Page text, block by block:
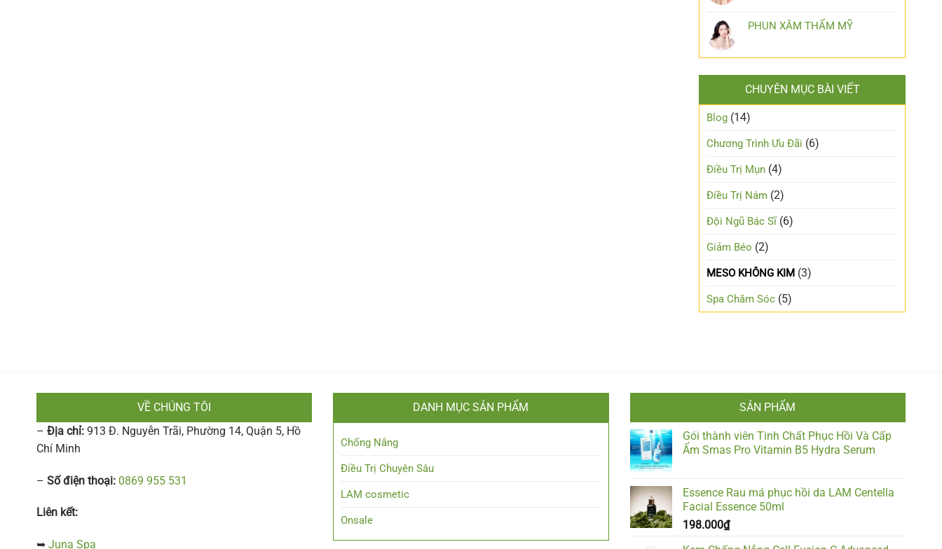
PHUN XĂM THẨM MỸ
CHUYÊN MỤC BÀI VIẾT
Blog (14)
Chương Trình Ưu Đãi (6)
Điều Trị Mụn (4)
Điều Trị Nám (2)
Đội Ngũ Bác Sĩ(6)
Giảm Béo (2)
MESO KHÔNG KIM (3)
Spa Chăm Sóc (5)
VỀ CHÚNG TÔI
– Địa chỉ: 913 Đ. Nguyễn Trãi, Phường 14, Quận 5, Hồ
Chí Minh
– Số điện thoại: 0869 955 531
Liên kết:
➥ Juna Spa
DANH MỤC SẢN PHẨM
Chống Nắng
Điều Trị Chuyên Sâu
LAM cosmetic
Onsale
SẢN PHẨM
Gói thành viên Tinh Chất Phục Hồi Và Cấp
Ẩm Smas Pro Vitamin B5 Hydra Serum
Essence Rau má phục hồi da LAM Centella
Facial Essence 50ml
198.000₫